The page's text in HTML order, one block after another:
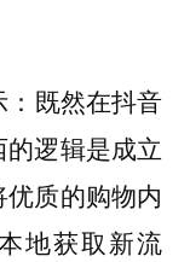
既然在抖音
逻辑是成立
质的购物内
地获取新流